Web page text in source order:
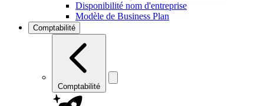
Disponibilité nom d'entreprise
Modèle de Business Plan
Comptabilité
Comptabilité